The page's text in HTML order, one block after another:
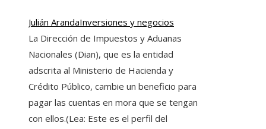
Julián ArandaInversiones y negocios
La Dirección de Impuestos y Aduanas
Nacionales (Dian), que es la entidad
adscrita al Ministerio de Hacienda y
Crédito Público, cambie un beneficio para
pagar las cuentas en mora que se tengan
con ellos.(Lea: Este es el perfil del